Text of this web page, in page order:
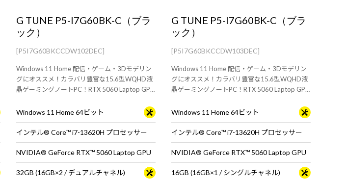
G TUNE P5-I7G60BK-C（ブラ
ック）
[P5I7G60BKCCDW102DEC]
Windows 11 Home 配信・ゲーム・3Dモデリン
グにオススメ！カラバリ豊富な15.6型WQHD液
晶ゲーミングノートPC！RTX 5060 Laptop GPU
Windows 11 Home 64ビット
インテル® Core™ i7-13620H プロセッサー
NVIDIA® GeForce RTX™ 5060 Laptop GPU
32GB (16GB×2 / デュアルチャネル)
G TUNE P5-I7G60BK-C（ブラ
ック）
[P5I7G60BKCCDW103DEC]
Windows 11 Home 配信・ゲーム・3Dモデリン
グにオススメ！カラバリ豊富な15.6型WQHD液
晶ゲーミングノートPC！RTX 5060 Laptop GPU
Windows 11 Home 64ビット
インテル® Core™ i7-13620H プロセッサー
NVIDIA® GeForce RTX™ 5060 Laptop GPU
16GB (16GB×1 / シングルチャネル)